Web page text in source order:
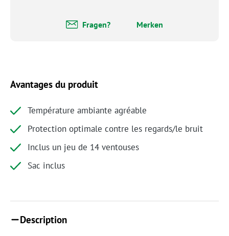
Fragen? Merken
Avantages du produit
Température ambiante agréable
Protection optimale contre les regards/le bruit
Inclus un jeu de 14 ventouses
Sac inclus
Description